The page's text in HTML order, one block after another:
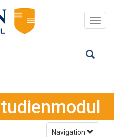
Navigation